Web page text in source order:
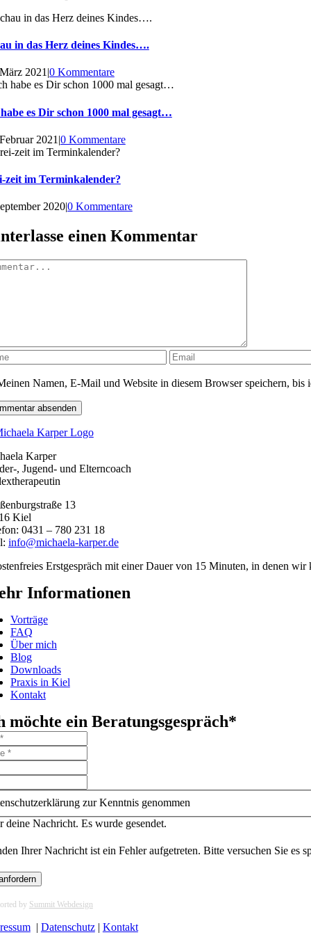
in das Herz deines Kindes….
2021 |0 Kommentare
es Dir schon 1000 mal gesagt…
2021 |0 Kommentare
zeit im Terminkalender?
2020|0 Kommentare
einen Kommentar
Namen, E-Mail und Website in diesem Browser speichern, bis
Karper
, Jugend- und Elterncoach
13
Kiel
0431 – 780 231 18
info@michaela-karper.de
Erstgespräch mit einer Dauer von 15 Minuten, in denen
Informationen
Vorträge
FAQ
Über mich
Blog
Downloads
Praxis in Kiel
Kontakt
möchte ein Beratungsgespräch*
zur Kenntnis genommen
deine Nachricht. Es wurde gesendet.
Ihrer Nachricht ist ein Fehler aufgetreten. Bitte versuchen Sie es
by Summit Webdesign
| Datenschutz| Kontakt